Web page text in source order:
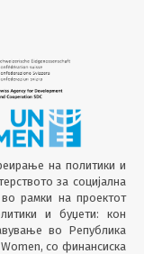
на политики и
за социјална
рамки на проектот
и буџети: кон
во Република
со финансиска